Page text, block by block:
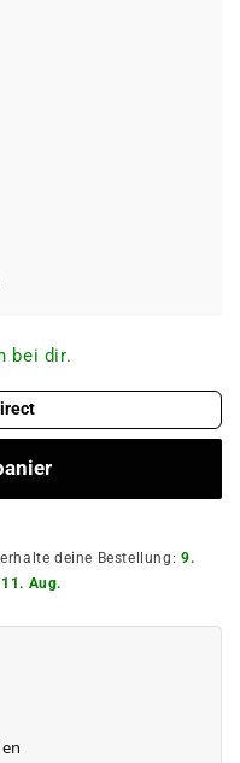
bei dir.
deine Bestellung: 9.
11. Aug.